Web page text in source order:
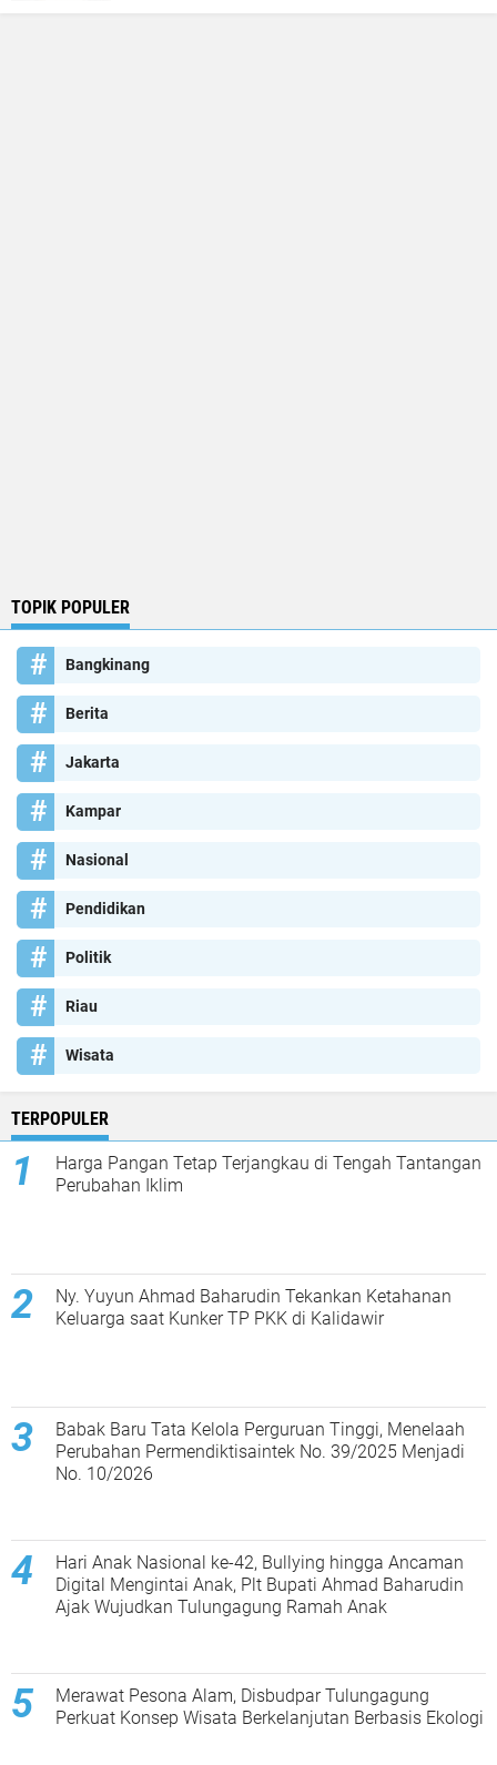
TOPIK POPULER
Bangkinang
Berita
Jakarta
Kampar
Nasional
Pendidikan
Politik
Riau
Wisata
TERPOPULER
Harga Pangan Tetap Terjangkau di Tengah Tantangan
Perubahan Iklim
Ny. Yuyun Ahmad Baharudin Tekankan Ketahanan
Keluarga saat Kunker TP PKK di Kalidawir
Babak Baru Tata Kelola Perguruan Tinggi, Menelaah
Perubahan Permendiktisaintek No. 39/2025 Menjadi
No. 10/2026
Hari Anak Nasional ke-42, Bullying hingga Ancaman
Digital Mengintai Anak, Plt Bupati Ahmad Baharudin
Ajak Wujudkan Tulungagung Ramah Anak
Merawat Pesona Alam, Disbudpar Tulungagung
Perkuat Konsep Wisata Berkelanjutan Berbasis Ekologi